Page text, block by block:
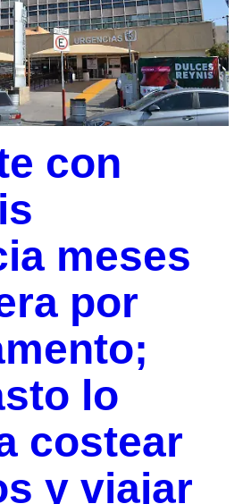
con
meses
por
lo
costear
y viajar